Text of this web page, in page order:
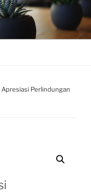
Apresiasi Perlindungan